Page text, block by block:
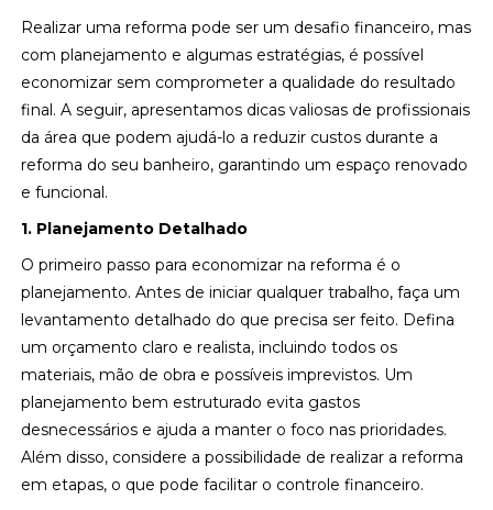
Realizar uma reforma pode ser um desafio financeiro, mas
com planejamento e algumas estratégias, é possível
economizar sem comprometer a qualidade do resultado
final. A seguir, apresentamos dicas valiosas de profissionais
da área que podem ajudá-lo a reduzir custos durante a
reforma do seu banheiro, garantindo um espaço renovado
e funcional.
1. Planejamento Detalhado
O primeiro passo para economizar na reforma é o
planejamento. Antes de iniciar qualquer trabalho, faça um
levantamento detalhado do que precisa ser feito. Defina
um orçamento claro e realista, incluindo todos os
materiais, mão de obra e possíveis imprevistos. Um
planejamento bem estruturado evita gastos
desnecessários e ajuda a manter o foco nas prioridades.
Além disso, considere a possibilidade de realizar a reforma
em etapas, o que pode facilitar o controle financeiro.